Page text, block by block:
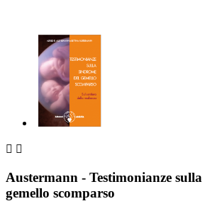
 
Austermann - Testimonianze
gemello scomparso